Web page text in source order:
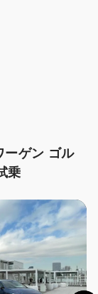
ーゲン ゴル
乗